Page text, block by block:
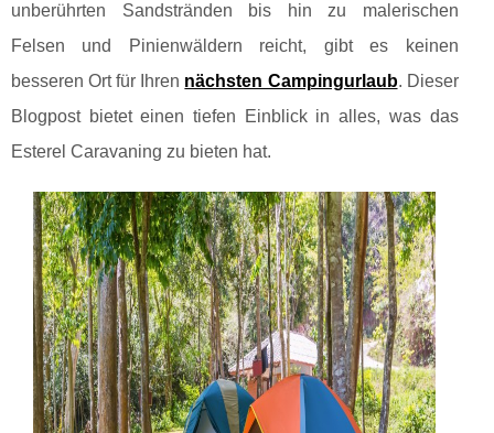
unberührten Sandstränden bis hin zu malerischen
Felsen und Pinienwäldern reicht, gibt es keinen
besseren Ort für Ihren nächsten Campingurlaub. Dieser
Blogpost bietet einen tiefen Einblick in alles, was das
Esterel Caravaning zu bieten hat.